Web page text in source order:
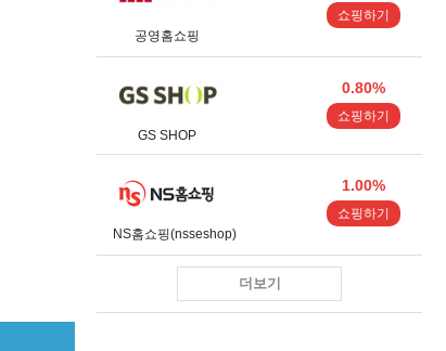
공영홈쇼핑
쇼핑하기
GS SHOP
0.80%
쇼핑하기
NS홈쇼핑(nsseshop)
1.00%
쇼핑하기
더보기